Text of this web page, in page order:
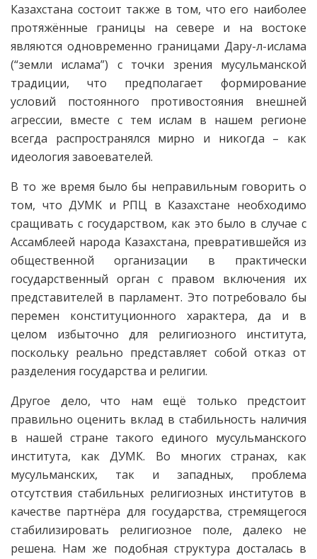
Казахстана состоит также в том, что его наиболее
протяжённые границы на севере и на востоке
являются одновременно границами Дару-л-ислама
(“земли ислама”) с точки зрения мусульманской
традиции, что предполагает формирование
условий постоянного противостояния внешней
агрессии, вместе с тем ислам в нашем регионе
всегда распространялся мирно и никогда – как
идеология завоевателей.
В то же время было бы неправильным говорить о
том, что ДУМК и РПЦ в Казахстане необходимо
сращивать с государством, как это было в случае с
Ассамблеей народа Казахстана, превратившейся из
общественной организации в практически
государственный орган с правом включения их
представителей в парламент. Это потребовало бы
перемен конституционного характера, да и в
целом избыточно для религиозного института,
поскольку реально представляет собой отказ от
разделения государства и религии.
Другое дело, что нам ещё только предстоит
правильно оценить вклад в стабильность наличия
в нашей стране такого единого мусульманского
института, как ДУМК. Во многих странах, как
мусульманских, так и западных, проблема
отсутствия стабильных религиозных институтов в
качестве партнёра для государства, стремящегося
стабилизировать религиозное поле, далеко не
решена. Нам же подобная структура досталась в